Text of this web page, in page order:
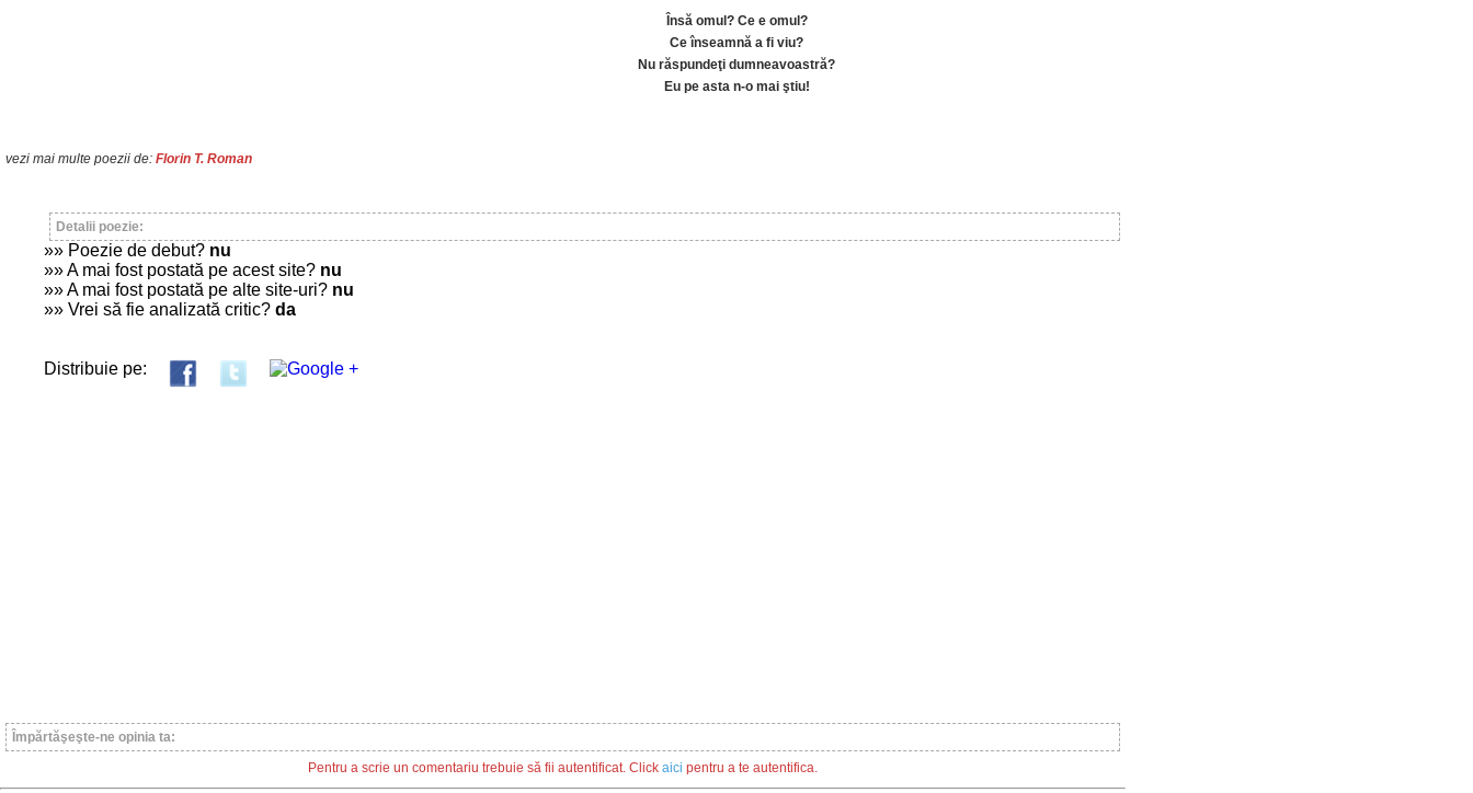
Însă omul? Ce e omul?
Ce înseamnă a fi viu?
Nu răspundeţi dumneavoastră?
Eu pe asta n-o mai ştiu!
vezi mai multe poezii de: Florin T. Roman
Detalii poezie:
»» Poezie de debut? nu
»» A mai fost postată pe acest site? nu
»» A mai fost postată pe alte site-uri? nu
»» Vrei să fie analizată critic? da
Distribuie pe:
Împărtăşeşte-ne opinia ta:
Pentru a scrie un comentariu trebuie să fii autentificat. Click aici pentru a te autentifica.